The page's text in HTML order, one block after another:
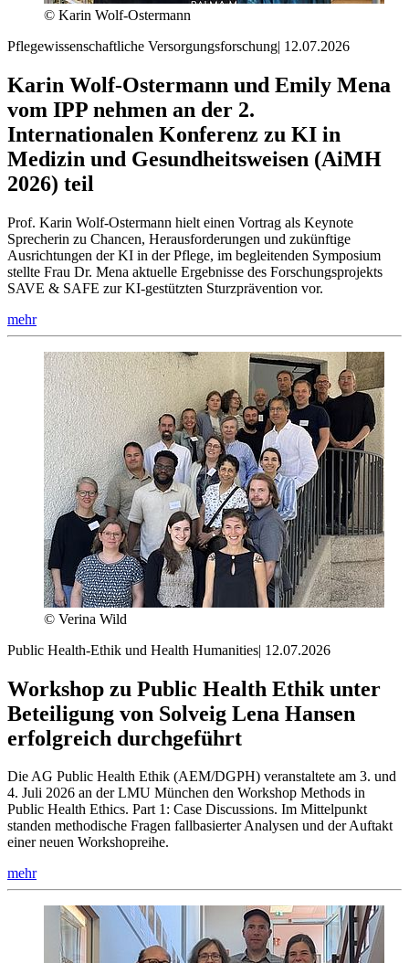
© Karin Wolf-Ostermann
Pflegewissenschaftliche Versorgungsforschung| 12.07.2026
Karin Wolf-Ostermann und Emily Mena
vom IPP nehmen an der 2.
Internationalen Konferenz zu KI in
Medizin und Gesundheitsweisen (AiMH
2026) teil
Prof. Karin Wolf-Ostermann hielt einen Vortrag als Keynote
Sprecherin zu Chancen, Herausforderungen und zukünftige
Ausrichtungen der KI in der Pflege, im begleitenden Symposium
stellte Frau Dr. Mena aktuelle Ergebnisse des Forschungsprojekts
SAVE & SAFE zur KI-gestützten Sturzprävention vor.
mehr
© Verina Wild
Public Health-Ethik und Health Humanities| 12.07.2026
Workshop zu Public Health Ethik unter
Beteiligung von Solveig Lena Hansen
erfolgreich durchgeführt
Die AG Public Health Ethik (AEM/DGPH) veranstaltete am 3. und
4. Juli 2026 an der LMU München den Workshop Methods in
Public Health Ethics. Part 1: Case Discussions. Im Mittelpunkt
standen methodische Fragen fallbasierter Analysen und der Auftakt
einer neuen Workshopreihe.
mehr